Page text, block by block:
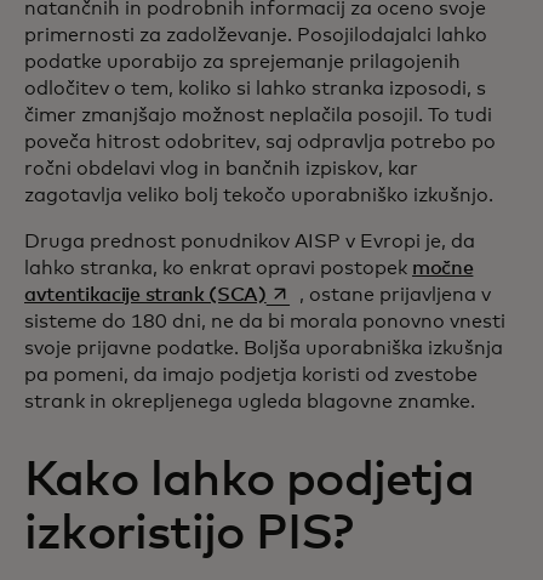
natančnih in podrobnih informacij za oceno svoje
primernosti za zadolževanje. Posojilodajalci lahko
podatke uporabijo za sprejemanje prilagojenih
odločitev o tem, koliko si lahko stranka izposodi, s
čimer zmanjšajo možnost neplačila posojil. To tudi
poveča hitrost odobritev, saj odpravlja potrebo po
ročni obdelavi vlog in bančnih izpiskov, kar
zagotavlja veliko bolj tekočo uporabniško izkušnjo.
Druga prednost ponudnikov AISP v Evropi je, da
lahko stranka, ko enkrat opravi postopek močne
avtentikacije strank (SCA)opens in a new tab
, ostane prijavljena v
sisteme do 180 dni, ne da bi morala ponovno vnesti
svoje prijavne podatke. Boljša uporabniška izkušnja
pa pomeni, da imajo podjetja koristi od zvestobe
strank in okrepljenega ugleda blagovne znamke.
Kako lahko podjetja
izkoristijo PIS?